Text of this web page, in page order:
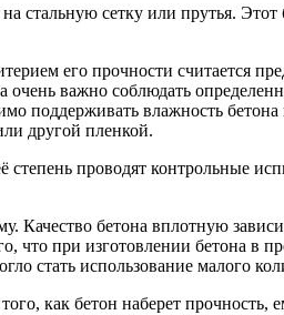
сетку или прутья.
его прочности считается
важно соблюдать
поддерживать влажность
другой пленкой.
степень проводят контрольные
Качество бетона вплотную
что при изготовлении бетона в
стать использование малого
как бетон наберет